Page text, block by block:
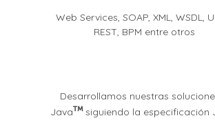
Web Services, SOAP, XML, WSDL,
REST, BPM entre otros
Desarrollamos nuestras
Java
siguiendo la especificación